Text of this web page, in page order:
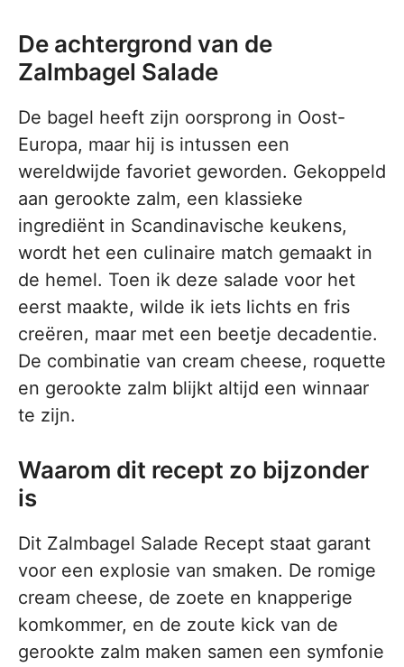
De achtergrond van de
Zalmbagel Salade
De bagel heeft zijn oorsprong in Oost-
Europa, maar hij is intussen een
wereldwijde favoriet geworden. Gekoppeld
aan gerookte zalm, een klassieke
ingrediënt in Scandinavische keukens,
wordt het een culinaire match gemaakt in
de hemel. Toen ik deze salade voor het
eerst maakte, wilde ik iets lichts en fris
creëren, maar met een beetje decadentie.
De combinatie van cream cheese, roquette
en gerookte zalm blijkt altijd een winnaar
te zijn.
Waarom dit recept zo bijzonder
is
Dit Zalmbagel Salade Recept staat garant
voor een explosie van smaken. De romige
cream cheese, de zoete en knapperige
komkommer, en de zoute kick van de
gerookte zalm maken samen een symfonie